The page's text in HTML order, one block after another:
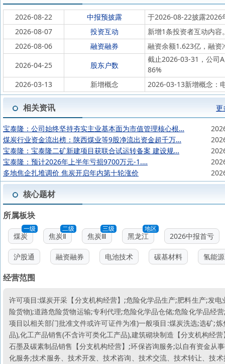
2026-08-22 中报预披露
于2026-08-22披露2026
2026-08-07
投资互动
新增1条投资者互动内容
2026-08-06
融资融券
融资余额1.623亿，融资
2026-04-25
股东户数
截止2026-03-31，公司
86%
2026-03-13
新增概念 2026-03-13新增概念：
相关资讯 更
宝泰隆：公司始终坚持夯实主业基本面为市值管理核心根…
煤炭行业资金流出榜：陕西煤业等9股净流出资金超千万…
宝泰隆：宝泰隆二矿新建项目获联合试运转备案 建设规…
宝泰隆：预计2026年上半年亏损9700万元-1.…
多地焦企扎堆调价 焦炭开启年内第十轮涨价
核心题材
所属板块
一级
煤炭
二级
焦炭Ⅱ
三级
焦炭Ⅲ
地区
黑龙江 2026中报首亏
沪股通 融资融券 电池技术 碳基材料 氢能源
经营范围
许可项目:煤炭开采【分支机构经营】;危险化学品生产;肥料生产;发
险货物);道路危险货物运输;专利代理;危险化学品仓储;危险化学品经
项目以相关部门批准文件或许可证件为准)一般项目:煤炭洗选;选矿;
品),化工产品销售(不含许可类化工产品),建筑砌块制造【分支机构经
石墨及碳素制品销售【分支机构经营】;环保咨询服务;以自有资金从
化服务;技术服务、技术开发、技术咨询、技术交流、技术转让、技